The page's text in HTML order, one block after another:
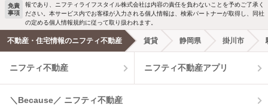
洗濯機置場あり 独立洗面台
エアコンあり 都市ガス
温水洗浄便座 オートロック
コンロ2口以上
免責
事項
報であり、ニフティライフスタイル株式会社は内容の責任を負わないことを予めご了承く
ださい。本サービス内でお客様が入力される個人情報は、検索パートナーが取得し、同社
の定める個人情報規約に従って取り扱われます。
不動産・住宅情報のニフティ不動産 賃貸 静岡県 掛川市
ニフティ不動産 ニフティ不動産アプリ
＼Because／ ニフティ不動産